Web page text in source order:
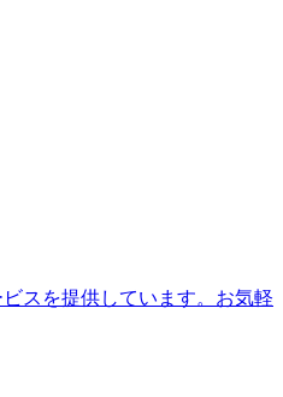
スを提供しています。お気軽